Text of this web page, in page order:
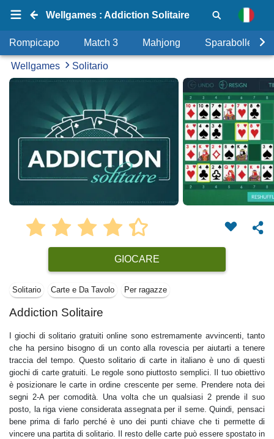
Wellgames : Addiction Solitaire
Rompicapo Match 3 Mahjong Sparabolle
Wellgames Solitario
GIOCARE
Solitario Carte e Da Tavolo Per ragazze
Addiction Solitaire
I giochi di solitario gratuiti online sono estremamente avvincenti, tanto
che ha persino bisogno di un conto alla rovescia per aiutarti a tenere
traccia del tempo. Questo solitario di carte in italiano è uno di questi
giochi di carte gratuiti. Le regole sono piuttosto semplici. Il tuo obiettivo
è posizionare le carte in ordine crescente per seme. Prendere nota dei
segni 2-A per comodità. Una volta che un qualsiasi 2 prende il suo
posto, la riga viene considerata assegnata per il seme. Quindi, pensaci
bene prima di farlo perché è uno dei punti chiave che ti permette di
vincere una partita di solitario. Il resto delle carte può essere spostato in